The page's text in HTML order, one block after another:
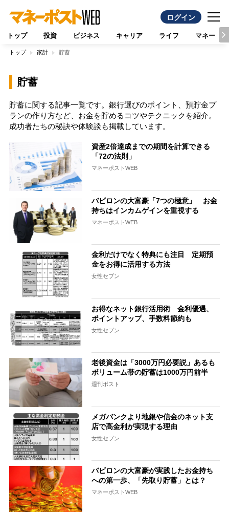
ログイン
トップ 投資 ビジネス キャリア ライフ マネー
トップ 家計 貯蓄
貯蓄
貯蓄に関する記事一覧です。銀行選びのポイント、預貯金プ
ランの作り方など、お金を貯めるコツやテクニックを紹介。
成功者たちの秘訣や体験談も掲載しています。
資産2倍達成までの期間を計算できる
「72の法則」
マネーポストWEB
バビロンの大富豪「7つの極意」 お金
持ちはインカムゲインを重視する
マネーポストWEB
金利だけでなく特典にも注目 定期預
金をお得に活用する方法
女性セブン
お得なネット銀行活用術 金利優遇、
ポイントアップ、手数料節約も
女性セブン
老後資金は「3000万円必要説」あるも
ボリューム帯の貯蓄は1000万円前半
週刊ポスト
メガバンクより地銀や信金のネット支
店で高金利が実現する理由
女性セブン
バビロンの大富豪が実践したお金持ち
への第一歩、「先取り貯蓄」とは？
マネーポストWEB